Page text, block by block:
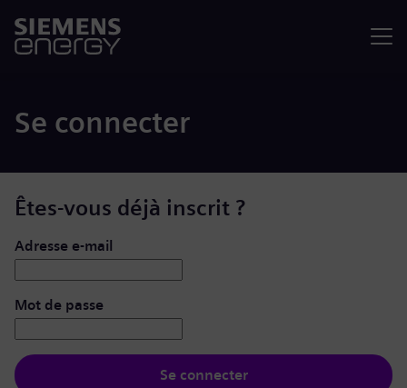
Se connecter
Êtes-vous déjà inscrit ?
Se connecter : nom d’utilisateur et mot de passe
Adresse e-mail
Mot de passe
Se connecter